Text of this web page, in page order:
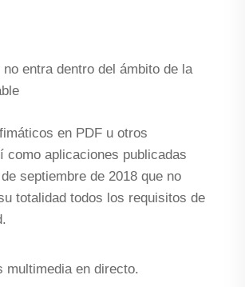
entra dentro del ámbito de la
en PDF u otros
como aplicaciones publicadas
septiembre de 2018 que no
totalidad todos los requisitos de
multimedia en directo.